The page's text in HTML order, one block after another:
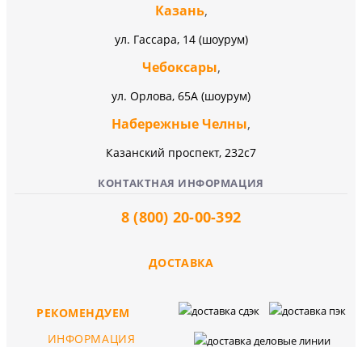
Казань,
ул. Гассара, 14 (шоурум)
Чебоксары,
ул. Орлова, 65А (шоурум)
Набережные Челны,
Казанский проспект, 232c7
КОНТАКТНАЯ ИНФОРМАЦИЯ
8 (800) 20-00-392
ДОСТАВКА
РЕКОМЕНДУЕМ
ИНФОРМАЦИЯ